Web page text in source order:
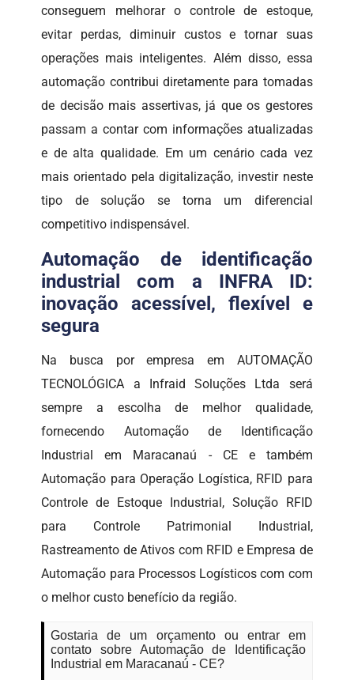
conseguem melhorar o controle de estoque,
evitar perdas, diminuir custos e tornar suas
operações mais inteligentes. Além disso, essa
automação contribui diretamente para tomadas
de decisão mais assertivas, já que os gestores
passam a contar com informações atualizadas
e de alta qualidade. Em um cenário cada vez
mais orientado pela digitalização, investir neste
tipo de solução se torna um diferencial
competitivo indispensável.
Automação de identificação
industrial com a INFRA ID:
inovação acessível, flexível e
segura
Na busca por empresa em AUTOMAÇÃO
TECNOLÓGICA a Infraid Soluções Ltda será
sempre a escolha de melhor qualidade,
fornecendo Automação de Identificação
Industrial em Maracanaú - CE e também
Automação para Operação Logística, RFID para
Controle de Estoque Industrial, Solução RFID
para Controle Patrimonial Industrial,
Rastreamento de Ativos com RFID e Empresa de
Automação para Processos Logísticos com com
o melhor custo benefício da região.
Gostaria de um orçamento ou entrar em
contato sobre Automação de Identificação
Industrial em Maracanaú - CE?